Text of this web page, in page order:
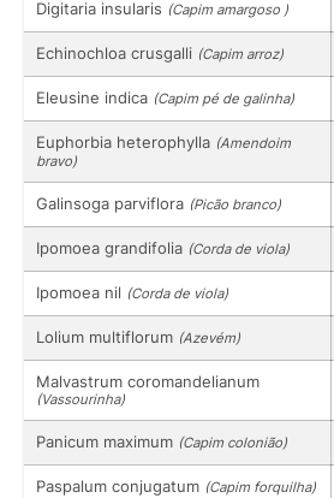
Digitaria insularis (Capim amargoso )
Echinochloa crusgalli (Capim arroz)
Eleusine indica (Capim pé de galinha)
Euphorbia heterophylla (Amendoim
bravo)
Galinsoga parviflora (Picão branco)
Ipomoea grandifolia (Corda de viola)
Ipomoea nil (Corda de viola)
Lolium multiflorum (Azevém)
Malvastrum coromandelianum
(Vassourinha)
Panicum maximum (Capim colonião)
Paspalum conjugatum (Capim forquilha)